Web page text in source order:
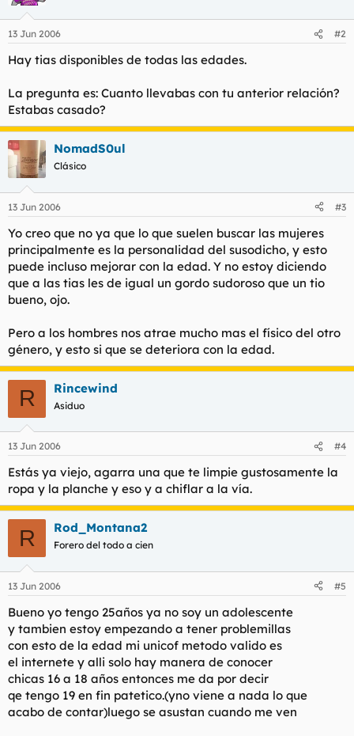
13 Jun 2006 #2
Hay tias disponibles de todas las edades.
La pregunta es: Cuanto llevabas con tu anterior relación?
Estabas casado?
NomadS0ul
Clásico
13 Jun 2006 #3
Yo creo que no ya que lo que suelen buscar las mujeres
principalmente es la personalidad del susodicho, y esto
puede incluso mejorar con la edad. Y no estoy diciendo
que a las tias les de igual un gordo sudoroso que un tio
bueno, ojo.
Pero a los hombres nos atrae mucho mas el físico del otro
género, y esto si que se deteriora con la edad.
R Rincewind
Asiduo
13 Jun 2006 #4
Estás ya viejo, agarra una que te limpie gustosamente la
ropa y la planche y eso y a chiflar a la vía.
R Rod_Montana2
Forero del todo a cien
13 Jun 2006 #5
Bueno yo tengo 25años ya no soy un adolescente
y tambien estoy empezando a tener problemillas
con esto de la edad mi unicof metodo valido es
el internete y alli solo hay manera de conocer
chicas 16 a 18 años entonces me da por decir
qe tengo 19 en fin patetico.(yno viene a nada lo que
acabo de contar)luego se asustan cuando me ven